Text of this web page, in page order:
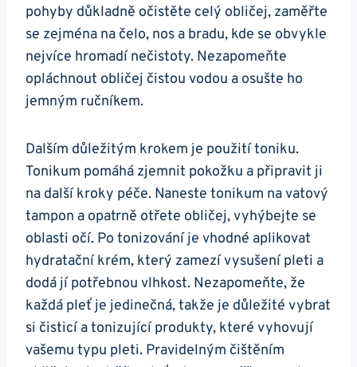
pohyby důkladně očistěte celý obličej, ​zaměřte
se⁣ zejména⁣ na čelo, nos a bradu, kde se obvykle
nejvíce hromadí nečistoty. Nezapomeňte
opláchnout obličej ‌čistou vodou a osušte ho
jemným ručníkem.
Dalším​ důležitým krokem je ​použití toniku.‌
Tonikum ⁢pomáhá⁢ zjemnit pokožku a připravit ji
⁤na další kroky péče. ⁤Naneste tonikum na ​vatový
tampon a opatrně otřete obličej, vyhýbejte se
oblasti očí. ‌Po tonizování je vhodné aplikovat
‌hydratační krém, který zamezí vysušení‍ pleti ⁤a
‍dodá jí potřebnou ⁢vlhkost. Nezapomeňte, že
každá pleť je jedinečná, takže je důležité​ vybrat
si⁤ čisticí a ⁤tonizující ⁤produkty, které vyhovují
vašemu ⁢typu pleti. Pravidelným čištěním